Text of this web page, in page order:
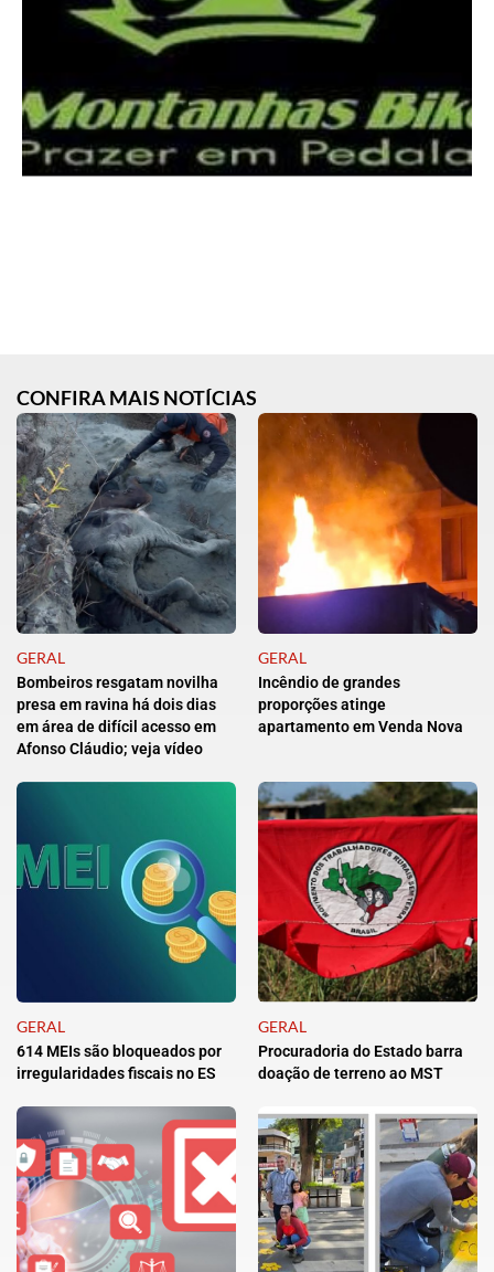
CONFIRA MAIS NOTÍCIAS
GERAL
Bombeiros resgatam novilha
presa em ravina há dois dias
em área de difícil acesso em
Afonso Cláudio; veja vídeo
GERAL
Incêndio de grandes
proporções atinge
apartamento em Venda Nova
GERAL
614 MEIs são bloqueados por
irregularidades fiscais no ES
GERAL
Procuradoria do Estado barra
doação de terreno ao MST